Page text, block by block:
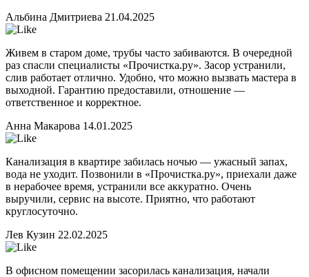
Альбина Дмитриева 21.04.2025
Живем в старом доме, трубы часто забиваются. В очередной
раз спасли специалисты «Прочистка.ру». Засор устранили,
слив работает отлично. Удобно, что можно вызвать мастера в
выходной. Гарантию предоставили, отношение —
ответственное и корректное.
Анна Макарова 14.01.2025
Канализация в квартире забилась ночью — ужасный запах,
вода не уходит. Позвонили в «Прочистка.ру», приехали даже
в нерабочее время, устранили все аккуратно. Очень
выручили, сервис на высоте. Приятно, что работают
круглосуточно.
Лев Кузин 22.02.2025
В офисном помещении засорилась канализация, начали